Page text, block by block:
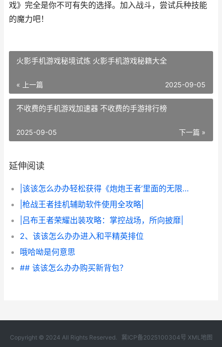
戏》完全是你不可有失的选择。加入战斗，尝试兵种技能
的魔力吧！
火影手机游戏秘境试炼 火影手机游戏秘籍大全
« 上一篇 2025-09-05
不收费的手机游戏加速器 不收费的手游排行榜
下一篇 »
2025-09-05
延伸阅读
|该该怎么办办轻松获得《炮炮王者’里面的无限金币和星星|
|枪战王者挂机辅助软件使用全攻略|
|吕布王者荣耀出装攻略：掌控战场，所向披靡|
2、该该怎么办办进入和平精英排位
哦哈呦是何意思
## 该该怎么办办购买新背包？
Copyright © 2024 All Rights Reserved. 冀ICP备2025100304号 XML地图